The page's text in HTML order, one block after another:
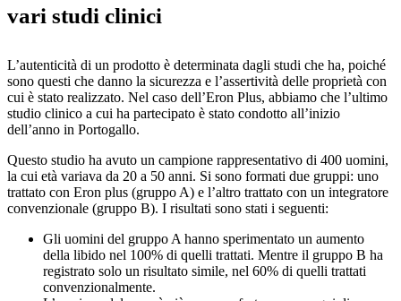
vari studi clinici
L’autenticità di un prodotto è determinata dagli studi che ha, poiché
sono questi che danno la sicurezza e l’assertività delle proprietà con
cui è stato realizzato. Nel caso dell’Eron Plus, abbiamo che l’ultimo
studio clinico a cui ha partecipato è stato condotto all’inizio
dell’anno in Portogallo.
Questo studio ha avuto un campione rappresentativo di 400 uomini,
la cui età variava da 20 a 50 anni. Si sono formati due gruppi: uno
trattato con Eron plus (gruppo A) e l’altro trattato con un integratore
convenzionale (gruppo B). I risultati sono stati i seguenti:
Gli uomini del gruppo A hanno sperimentato un aumento
della libido nel 100% di quelli trattati. Mentre il gruppo B ha
registrato solo un risultato simile, nel 60% di quelli trattati
convenzionalmente.